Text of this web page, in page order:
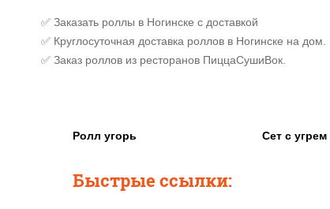
✅ Заказать роллы в Ногинске с доставкой
✅ Круглосуточная доставка роллов в Ногинске на дом.
✅ Заказ роллов из ресторанов ПиццаСушиВок.
Ролл угорь Сет с угрем
Быстрые ссылки: